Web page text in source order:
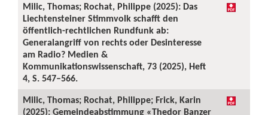
Milic, Thomas; Rochat, Philippe (2025): Das
Liechtensteiner Stimmvolk schafft den
öffentlich-rechtlichen Rundfunk ab:
Generalangriff von rechts oder Desinteresse
am Radio? Medien &
Kommunikationswissenschaft, 73 (2025), Heft
4, S. 547–566.
Milic, Thomas; Rochat, Philippe; Frick, Karin
(2025): Gemeindeabstimmung «Thedor Banzer